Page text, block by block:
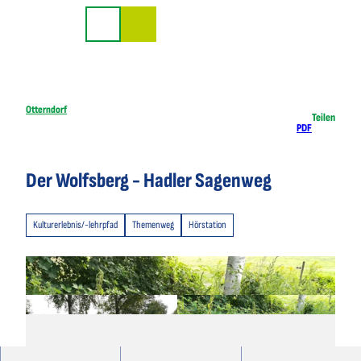
Otterndorf
PDF
Teilen
Der Wolfsberg - Hadler Sagenweg
Kulturerlebnis/-lehrpfad Themenweg Hörstation